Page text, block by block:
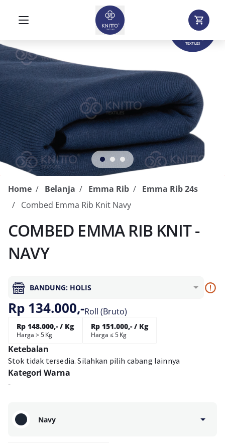
Home Belanja Emma Rib
Emma Rib 24s
Combed Emma Rib Knit Navy
COMBED EMMA RIB KNIT -
NAVY
BANDUNG: HOLIS
Rp 134.000,-Roll (Bruto)
Rp 148.000,- / Kg
Harga > 5 Kg
Rp 151.000,- / Kg
Harga ≤ 5 Kg
Ketebalan
Stok tidak tersedia. Silahkan pilih cabang lainnya
Kategori Warna
-
Navy